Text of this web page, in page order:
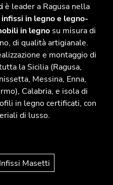
è leader a Ragusa nella
in legno e legno-
in legno su misura di
di qualità artigianale.
e montaggio di
la Sicilia (Ragusa,
Messina, Enna,
Calabria, e isola di
in legno certificati, con
di lusso.
Masetti